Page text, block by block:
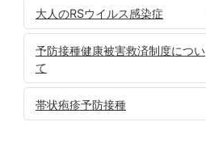
大人のRSウイルス感染症
予防接種健康被害救済制度につい
て
帯状疱疹予防接種